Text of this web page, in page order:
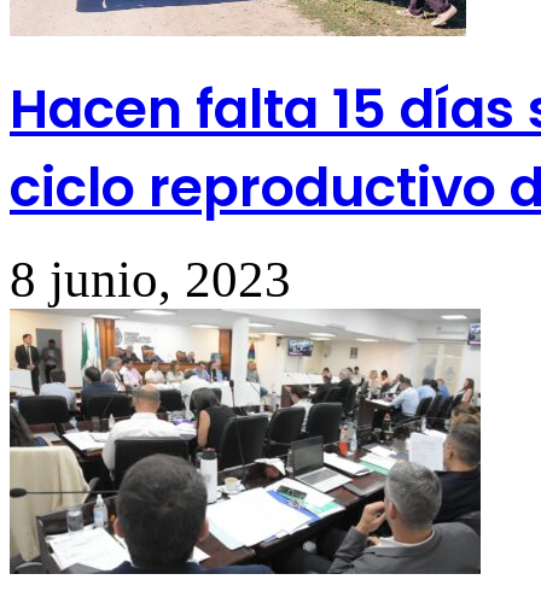
Hacen falta 15
ciclo reproductivo
8 junio, 2023